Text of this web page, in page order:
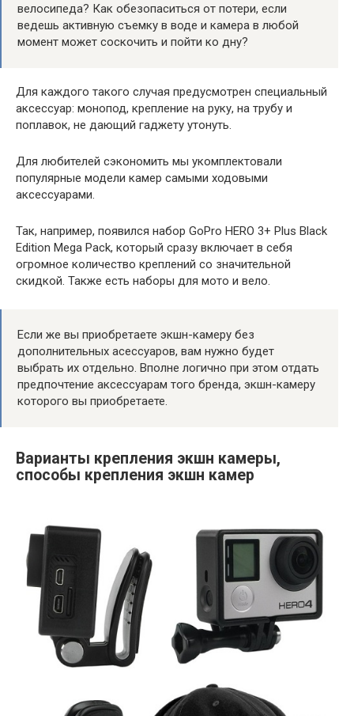
велосипеда? Как обезопаситься от потери, если
ведешь активную съемку в воде и камера в любой
момент может соскочить и пойти ко дну?
Для каждого такого случая предусмотрен специальный
аксессуар: монопод, крепление на руку, на трубу и
поплавок, не дающий гаджету утонуть.
Для любителей сэкономить мы укомплектовали
популярные модели камер самыми ходовыми
аксессуарами.
Так, например, появился набор GoPro HERO 3+ Plus Black
Edition Mega Pack, который сразу включает в себя
огромное количество креплений со значительной
скидкой. Также есть наборы для мото и вело.
Если же вы приобретаете экшн-камеру без
дополнительных асессуаров, вам нужно будет
выбрать их отдельно. Вполне логично при этом отдать
предпочтение аксессуарам того бренда, экшн-камеру
которого вы приобретаете.
Варианты крепления экшн камеры,
способы крепления экшн камер